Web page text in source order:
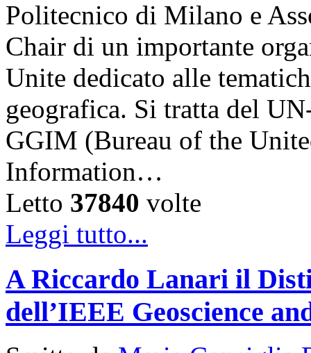
Politecnico di Milano e
Chair di un importante
Unite dedicato alle
geografica. Si tratta del
GGIM (Bureau of the
Information…
Letto 37840 volte
Leggi tutto...
A Riccardo Lanari il
dell’IEEE Geoscience